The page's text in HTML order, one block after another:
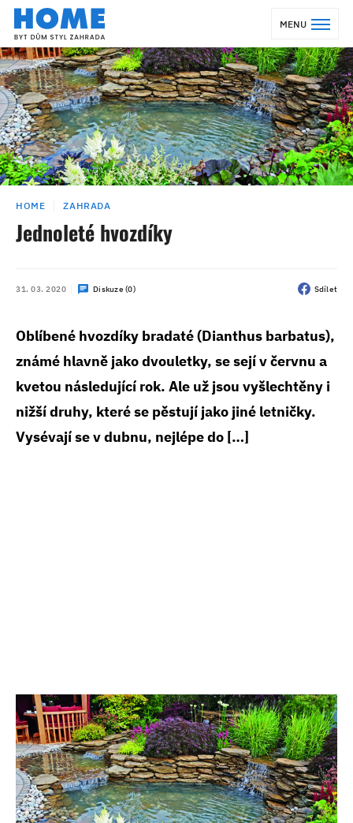
MENU
HOME ZAHRADA
Jednoleté hvozdíky
31. 03. 2020 Diskuze (0) Sdílet
Oblíbené hvozdíky bradaté (Dianthus barbatus),
známé hlavně jako dvouletky, se sejí v červnu a
kvetou následující rok. Ale už jsou vyšlechtěny i
nižší druhy, které se pěstují jako jiné letničky.
Vysévají se v dubnu, nejlépe do […]